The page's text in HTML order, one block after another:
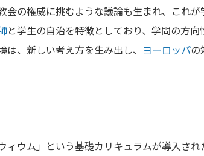
の権威に挑むような議論も生まれ、これが
と学生の自治を特徴としており、学問の方向
、新しい考え方を生み出し、 ヨーロッパの
ウム」という基礎カリキュラムが導入され